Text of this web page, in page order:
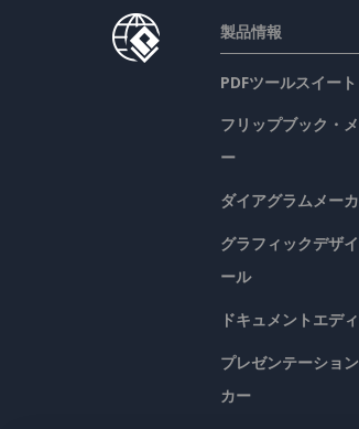
製品情報
PDFツールスイート
フリップブック・
ー
ダイアグラムメー
グラフィックデザ
ール
ドキュメントエデ
プレゼンテーショ
カー